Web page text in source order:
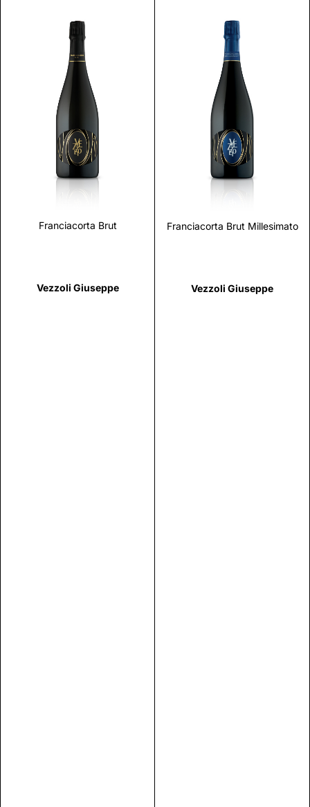
Franciacorta Brut
Vezzoli Giuseppe
Scopri
Franciacorta Brut Millesimato
Vezzoli Giuseppe
Scopri